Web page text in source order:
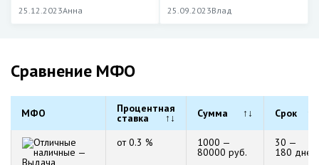
25.12.2023Анна 25.09.2023Влад
Сравнение МФО
МФО Процентная
ставка ↑↓ Сумма ↑↓ Срок
от 0.3 % 1000 —
80000 руб.
30 —
180 дней